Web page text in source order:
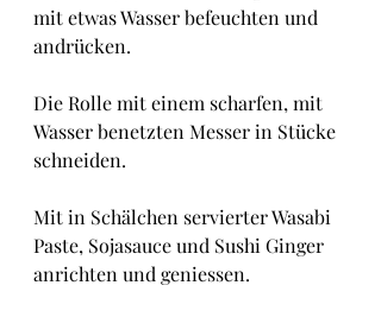
mit etwas Wasser befeuchten und
andrücken.
Die Rolle mit einem scharfen, mit
Wasser benetzten Messer in Stücke
schneiden.
Mit in Schälchen servierter Wasabi
Paste, Sojasauce und Sushi Ginger
anrichten und geniessen.